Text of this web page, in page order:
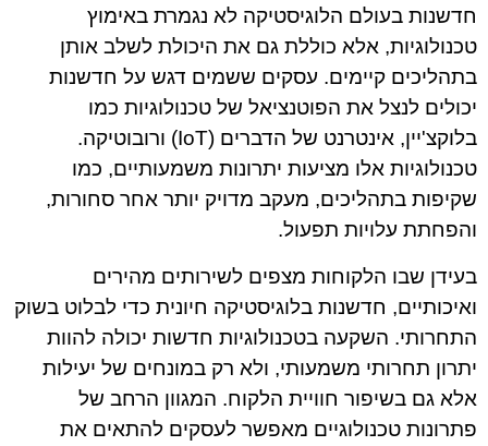
חדשנות בעולם הלוגיסטיקה לא נגמרת באימוץ
טכנולוגיות, אלא כוללת גם את היכולת לשלב אותן
בתהליכים קיימים. עסקים ששמים דגש על חדשנות
יכולים לנצל את הפוטנציאל של טכנולוגיות כמו
בלוקצ'יין, אינטרנט של הדברים (IoT) ורובוטיקה.
טכנולוגיות אלו מציעות יתרונות משמעותיים, כמו
שקיפות בתהליכים, מעקב מדויק יותר אחר סחורות,
והפחתת עלויות תפעול.
בעידן שבו הלקוחות מצפים לשירותים מהירים
ואיכותיים, חדשנות בלוגיסטיקה חיונית כדי לבלוט בשוק
התחרותי. השקעה בטכנולוגיות חדשות יכולה להוות
יתרון תחרותי משמעותי, ולא רק במונחים של יעילות
אלא גם בשיפור חוויית הלקוח. המגוון הרחב של
פתרונות טכנולוגיים מאפשר לעסקים להתאים את